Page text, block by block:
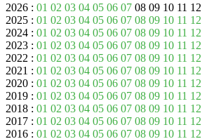
2026 : 01 02 03 04 05 06 07 08 09 10 11 12
2025 : 01 02 03 04 05 06 07 08 09 10 11 12
2024 : 01 02 03 04 05 06 07 08 09 10 11 12
2023 : 01 02 03 04 05 06 07 08 09 10 11 12
2022 : 01 02 03 04 05 06 07 08 09 10 11 12
2021 : 01 02 03 04 05 06 07 08 09 10 11 12
2020 : 01 02 03 04 05 06 07 08 09 10 11 12
2019 : 01 02 03 04 05 06 07 08 09 10 11 12
2018 : 01 02 03 04 05 06 07 08 09 10 11 12
2017 : 01 02 03 04 05 06 07 08 09 10 11 12
2016 : 01 02 03 04 05 06 07 08 09 10 11 12